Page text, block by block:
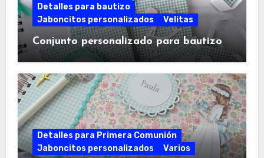
Detalles para bautizo
Jaboncitos personalizados
Velitas
Conjunto personalizado para bautizo
Detalles para Primera Comunión
Jaboncitos personalizados
Varios